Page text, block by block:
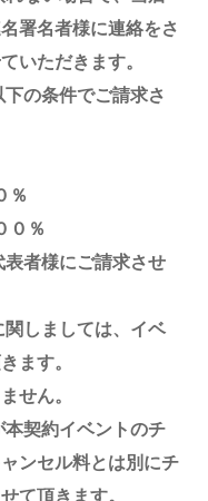
署名者様に連絡をさ
いただきます。
下の条件でご請求さ
％
％
表者様にご請求させ
関しましては、イベ
ます。
せん。
本契約イベントのチ
ンセル料とは別にチ
て頂きます。